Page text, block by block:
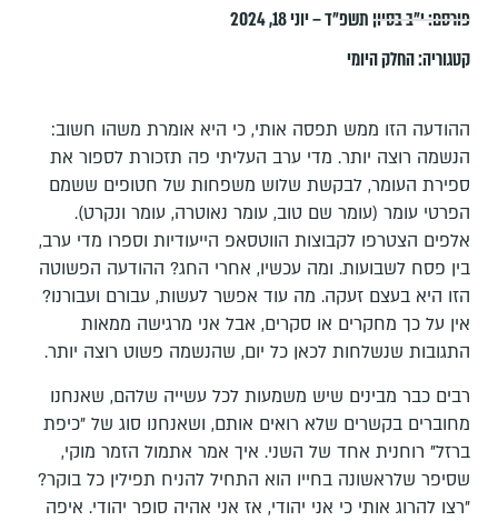
פורסם:י״ב בסיון תשפ״ד – יוני 18, 2024
קטגוריה:החלק היומי
ההודעה הזו ממש תפסה אותי, כי היא אומרת משהו חשוב:
הנשמה רוצה יותר. מדי ערב העליתי פה תזכורת לספור את
ספירת העומר, לבקשת שלוש משפחות של חטופים ששמם
הפרטי עומר (עומר שם טוב, עומר נאוטרה, עומר ונקרט).
אלפים הצטרפו לקבוצות הווטסאפ הייעודיות וספרו מדי ערב,
בין פסח לשבועות. ומה עכשיו, אחרי החג? ההודעה הפשוטה
הזו היא בעצם זעקה. מה עוד אפשר לעשות, עבורם ועבורנו?
אין על כך מחקרים או סקרים, אבל אני מרגישה ממאות
התגובות שנשלחות לכאן כל יום, שהנשמה פשוט רוצה יותר.
רבים כבר מבינים שיש משמעות לכל עשייה שלהם, שאנחנו
מחוברים בקשרים שלא רואים אותם, ושאנחנו סוג של "כיפת
ברזל" רוחנית אחד של השני. איך אמר אתמול הזמר מוקי,
שסיפר שלראשונה בחייו הוא התחיל להניח תפילין כל בוקר?
"רצו להרוג אותי כי אני יהודי, אז אני אהיה סופר יהודי. איפה